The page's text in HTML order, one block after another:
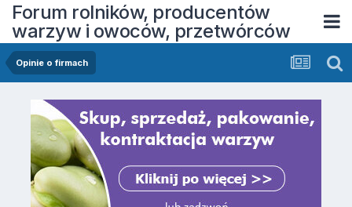
Forum rolników, producentów
warzyw i owoców, przetwórców
Opinie o firmach